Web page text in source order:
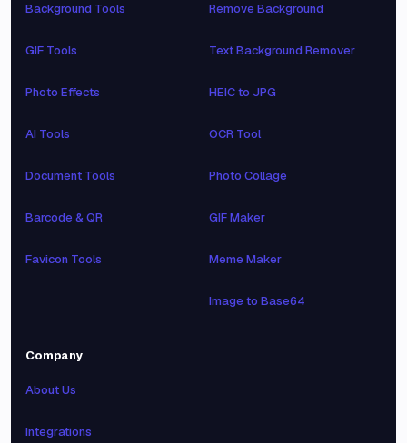
Background Tools
GIF Tools
Photo Effects
AI Tools
Document Tools
Barcode & QR
Favicon Tools
Remove Background
Text Background Remover
HEIC to JPG
OCR Tool
Photo Collage
GIF Maker
Meme Maker
Image to Base64
Company
About Us
Integrations